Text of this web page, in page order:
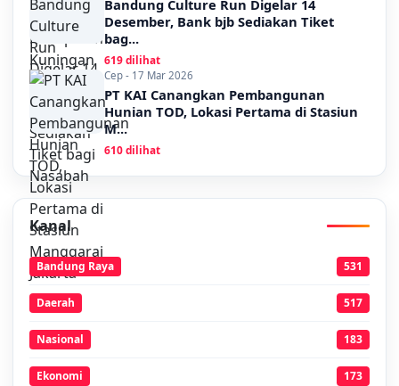
Bandung Culture Run Digelar 14
Desember, Bank bjb Sediakan Tiket
bag...
619 dilihat
Cep - 17 Mar 2026
PT KAI Canangkan Pembangunan
Hunian TOD, Lokasi Pertama di Stasiun
M...
610 dilihat
Kanal
Bandung Raya 531
Daerah 517
Nasional 183
Ekonomi 173